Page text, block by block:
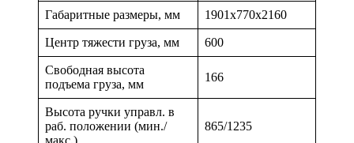
Габаритные размеры, мм 1901x770x2160
Центр тяжести груза, мм 600
Свободная высота
подъема груза, мм
166
Высота ручки управл. в
раб. положении (мин./
865/1235